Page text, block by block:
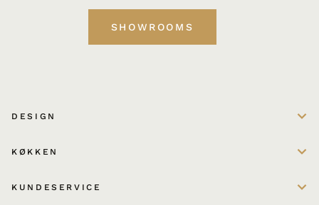
SHOWROOMS
DESIGN
KØKKEN
KUNDESERVICE